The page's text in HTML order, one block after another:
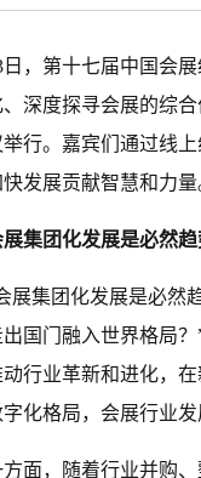
日，第十七届中国会
深度探寻会展的综
行。嘉宾们通过线
快发展贡献智慧和力量
展集团化发展是必然趋
展集团化发展是必然
国门融入世界格局
行业革新和进化，
化格局，会展行业发
面，随着行业并购